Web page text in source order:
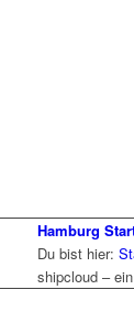
Hamburg
Du bist hier:
shipcloud –